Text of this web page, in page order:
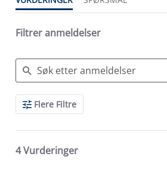
Filtrer anmeldelser
Search
ReviewsFlere Filtre
4 Vurderinger